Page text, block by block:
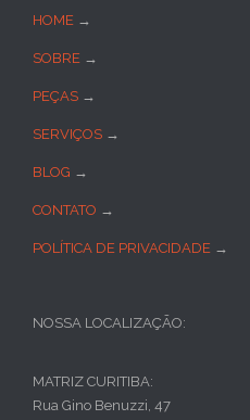
HOME →
SOBRE →
PEÇAS →
SERVIÇOS →
BLOG →
CONTATO →
POLÍTICA DE PRIVACIDADE →
NOSSA LOCALIZAÇÃO:
MATRIZ CURITIBA:
Rua Gino Benuzzi, 47